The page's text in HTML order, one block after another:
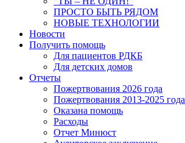
ПРОСТО БЫТЬ РЯДОМ
НОВЫЕ ТЕХНОЛОГИИ
Новости
Получить помощь
Для пациентов РДКБ
Для детских домов
Отчеты
Пожертвования 2026 года
Пожертвования 2013-2025 года
Оказана помощь
Расходы
Отчет Минюст